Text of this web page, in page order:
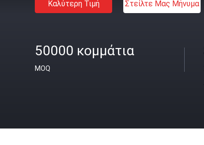
Καλύτερη Τιμή Στείλτε Μας Μήνυμα
50000 κομμάτια
MOQ